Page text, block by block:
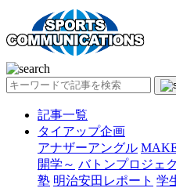
記事一覧
タイアップ企画
アナザーアングル
開学～ バトンプロジェ
塾 明治安田レポート 学